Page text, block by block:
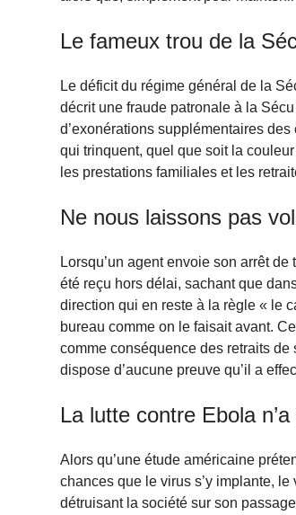
Le fameux trou de la
Le déficit du régime général de la
décrit une fraude patronale à la
d’exonérations supplémentaires
qui trinquent, quel que soit la
les prestations familiales et les
Ne nous laissons pas
Lorsqu’un agent envoie son arrêt
été reçu hors délai, sachant que
direction qui en reste à la règle « le
bureau comme on le faisait avant.
comme conséquence des retraits de
dispose d’aucune preuve qu’il a
La lutte contre Ebola
Alors qu’une étude américaine
chances que le virus s’y implante,
détruisant la société sur son